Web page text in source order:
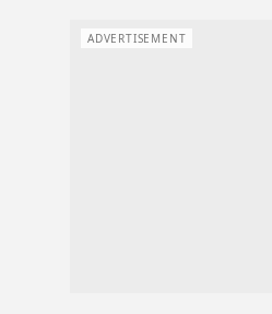
ADVERTISEMENT